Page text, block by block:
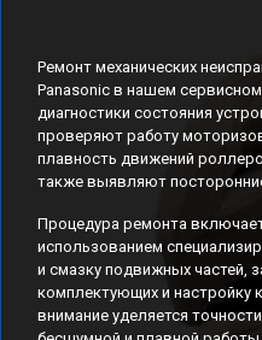
Ремонт механических
Panasonic в нашем сервисном
диагностики состояния
проверяют работу
плавность движений
также выявляют
Процедура ремонта
использованием
и смазку подвижных частей,
комплектующих и настройку
внимание уделяется